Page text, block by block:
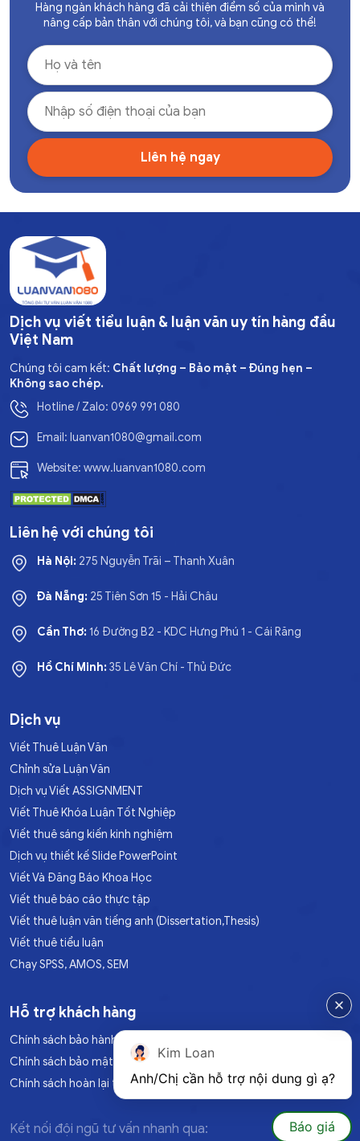
Hàng ngàn khách hàng đã cải thiện điểm số của mình và
nâng cấp bản thân với chúng tôi, và bạn cũng có thể!
Dịch vụ viết tiểu luận & luận văn uy tín hàng đầu
Việt Nam
Chúng tôi cam kết: Chất lượng – Bảo mật – Đúng hẹn –
Không sao chép.
Hotline / Zalo: 0969 991 080
Email: luanvan1080@gmail.com
Website: www.luanvan1080.com
Liên hệ với chúng tôi
Hà Nội: 275 Nguyễn Trãi – Thanh Xuân
Đà Nẵng: 25 Tiên Sơn 15 - Hải Châu
Cần Thơ:16 Đường B2 - KDC Hưng Phú 1 - Cái Răng
Hồ Chí Minh:35 Lê Văn Chí - Thủ Đức
Dịch vụ
Viết Thuê Luận Văn
Chỉnh sửa Luận Văn
Dịch vụ Viết ASSIGNMENT
Viết Thuê Khóa Luận Tốt Nghiệp
Viết thuê sáng kiến kinh nghiệm
Dịch vụ thiết kế Slide PowerPoint
Viết Và Đăng Báo Khoa Học
Viết thuê báo cáo thực tập
Viết thuê luận văn tiếng anh (Dissertation,Thesis)
Viết thuê tiểu luận
Chạy SPSS, AMOS, SEM
Hỗ trợ khách hàng
Chính sách bảo hành
Chính sách bảo mật
Chính sách hoàn lại tiền
Kết nối đội ngũ tư vấn nhanh qua:
Kim Loan
Anh/Chị cần hỗ trợ nội dung gì ạ?
Báo giá